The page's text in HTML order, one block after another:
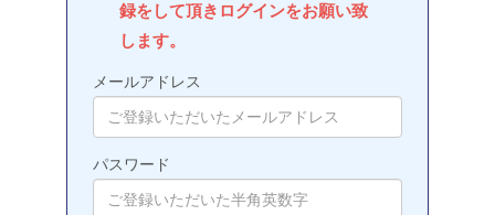
録をして頂きログインをお願い致
します。
メールアドレス
パスワード